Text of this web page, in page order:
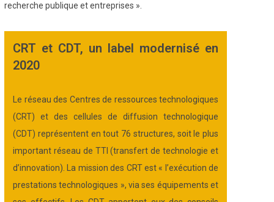
recherche publique et entreprises ».
CRT et CDT, un label modernisé en
2020
Le réseau des Centres de ressources technologiques
(CRT) et des cellules de diffusion technologique
(CDT) représentent en tout 76 structures, soit le plus
important réseau de TTI (transfert de technologie et
d’innovation). La mission des CRT est « l’exécution de
prestations technologiques », via ses équipements et